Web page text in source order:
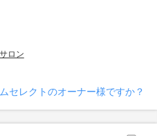
ロン
セレクトのオーナー様ですか？